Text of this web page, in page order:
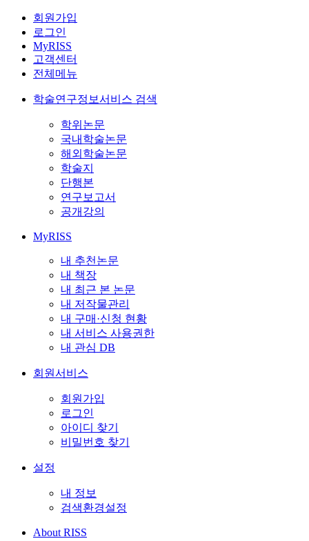
회원가입
로그인
MyRISS
고객센터
전체메뉴
학술연구정보서비스 검색
학위논문
국내학술논문
해외학술논문
학술지
단행본
연구보고서
공개강의
MyRISS
내 추천논문
내 책장
내 최근 본 논문
내 저작물관리
내 구매·신청 현황
내 서비스 사용권한
내 관심 DB
회원서비스
회원가입
로그인
아이디 찾기
비밀번호 찾기
설정
내 정보
검색환경설정
About RISS